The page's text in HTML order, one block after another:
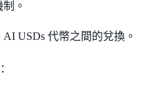
。
AI USDs 代幣之間的兌換。